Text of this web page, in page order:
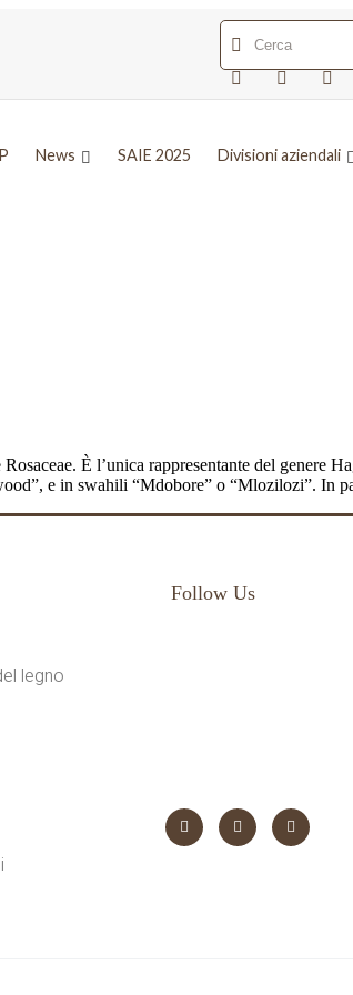
News SAIE 2025 Divisioni aziendali
È l’unica rappresentante del genere
e in swahili “Mdobore” o “Mlozilozi”. In
legno
Follow Us